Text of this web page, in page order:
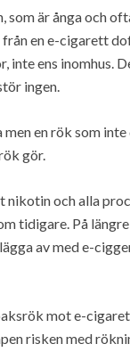
som är ånga och
från en e-cigarett
inte ens inomhus.
ingen.
en rök som inte
gör.
nikotin och alla
tidigare. På
av med e-
mot e-
risken med